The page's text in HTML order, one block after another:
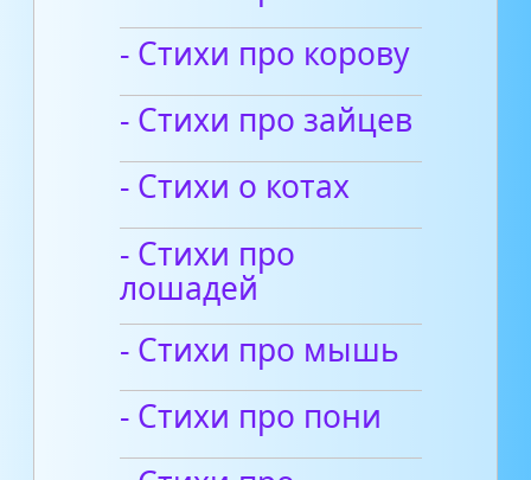
- Стихи про корову
- Стихи про зайцев
- Стихи о котах
- Стихи про
лошадей
- Стихи про мышь
- Стихи про пони